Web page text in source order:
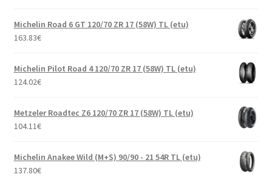
Michelin Road 6 GT 120/70 ZR 17 (58W) TL (etu)
163.83€
Michelin Pilot Road 4 120/70 ZR 17 (58W) TL (etu)
124.02€
Metzeler Roadtec Z6 120/70 ZR 17 (58W) TL (etu)
104.11€
Michelin Anakee Wild (M+S) 90/90 - 21 54R TL (etu)
137.80€